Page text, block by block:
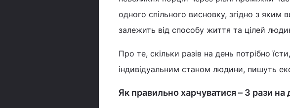
одного спільного висновку, згідно з
залежить від способу життя та цілей
Про те, скільки разів на день потрібно
індивідуальним станом людини, пишуть
Як правильно харчуватися – 3 рази